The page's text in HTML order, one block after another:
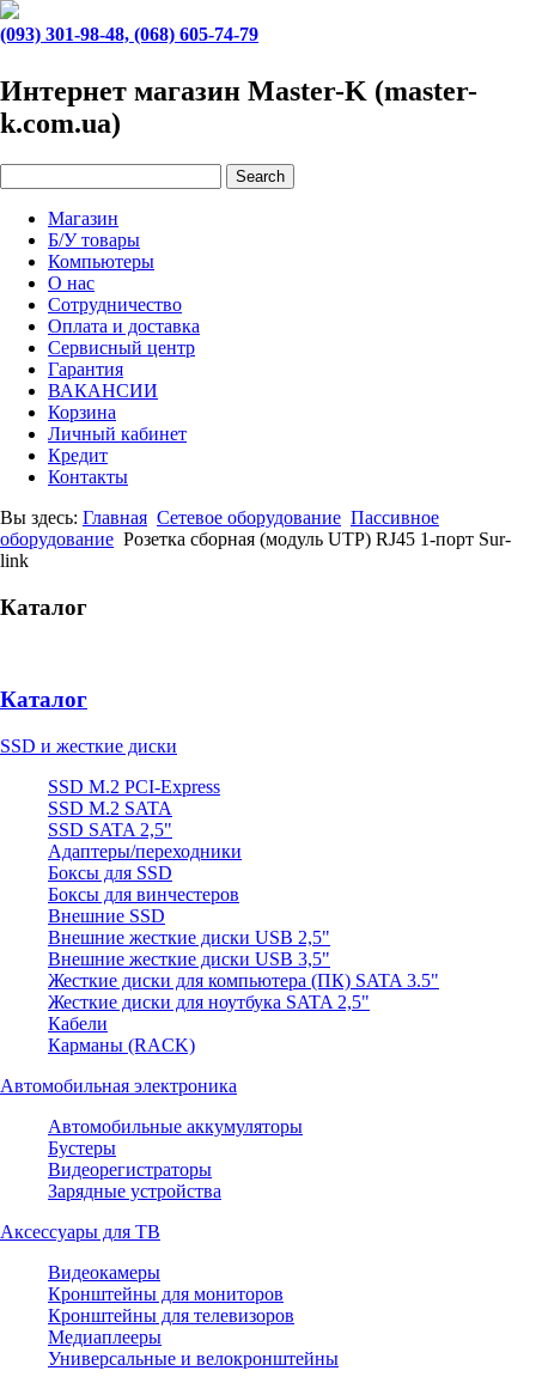
(093) 301-98-48, (068) 605-74-79
Интернет магазин Master-K (master-
k.com.ua)
Магазин
Б/У товары
Компьютеры
О нас
Сотрудничество
Оплата и доставка
Сервисный центр
Гарантия
ВАКАНСИИ
Корзина
Личный кабинет
Кредит
Контакты
Вы здесь: Главная Сетевое оборудование Пассивное
оборудование Розетка сборная (модуль UTP) RJ45 1-порт Sur-
link
Каталог
Каталог
SSD и жесткие диски
SSD M.2 PCI-Express
SSD M.2 SATA
SSD SATA 2,5"
Адаптеры/переходники
Боксы для SSD
Боксы для винчестеров
Внешние SSD
Внешние жесткие диски USB 2,5"
Внешние жесткие диски USB 3,5"
Жесткие диски для компьютера (ПК) SATA 3.5"
Жесткие диски для ноутбука SATA 2,5"
Кабели
Карманы (RACK)
Автомобильная электроника
Автомобильные аккумуляторы
Бустеры
Видеорегистраторы
Зарядные устройства
Аксессуары для ТВ
Видеокамеры
Кронштейны для мониторов
Кронштейны для телевизоров
Медиаплееры
Универсальные и велокронштейны